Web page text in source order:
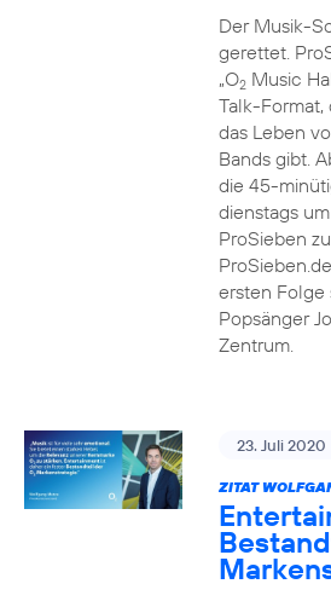
Der Musik-
gerettet.
„O2Music
Talk-Format,
das Leben
Bands gibt.
die 45-
dienstags
ProSieben
ersten Folge
Popsänger
Zentrum.
23. Juli 2020
ZITAT